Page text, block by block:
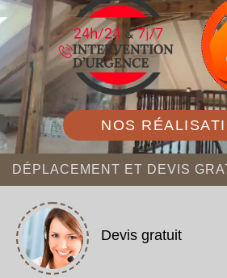
NOS
DÉPLACEMENT ET DEVIS
Devis gratuit